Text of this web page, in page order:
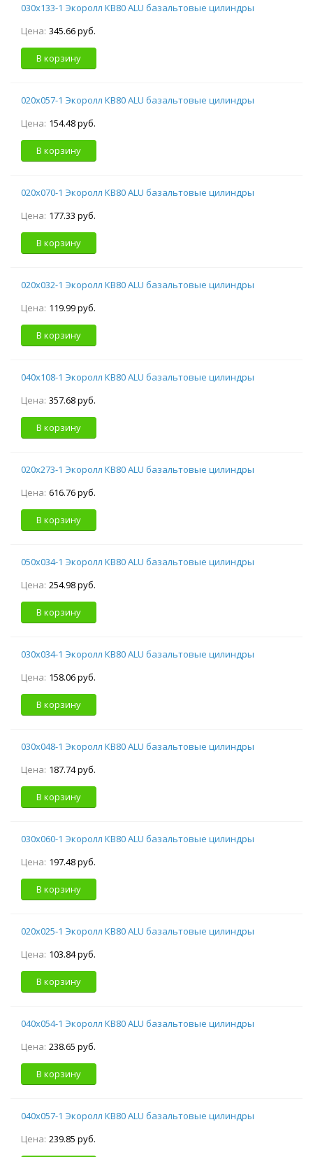
030х133-1 Экоролл КВ80 ALU базальтовые цилиндры
Цена: 345.66 руб.
В корзину
020х057-1 Экоролл КВ80 ALU базальтовые цилиндры
Цена: 154.48 руб.
В корзину
020х070-1 Экоролл КВ80 ALU базальтовые цилиндры
Цена: 177.33 руб.
В корзину
020х032-1 Экоролл КВ80 ALU базальтовые цилиндры
Цена: 119.99 руб.
В корзину
040х108-1 Экоролл КВ80 ALU базальтовые цилиндры
Цена: 357.68 руб.
В корзину
020х273-1 Экоролл КВ80 ALU базальтовые цилиндры
Цена: 616.76 руб.
В корзину
050х034-1 Экоролл КВ80 ALU базальтовые цилиндры
Цена: 254.98 руб.
В корзину
030х034-1 Экоролл КВ80 ALU базальтовые цилиндры
Цена: 158.06 руб.
В корзину
030х048-1 Экоролл КВ80 ALU базальтовые цилиндры
Цена: 187.74 руб.
В корзину
030х060-1 Экоролл КВ80 ALU базальтовые цилиндры
Цена: 197.48 руб.
В корзину
020х025-1 Экоролл КВ80 ALU базальтовые цилиндры
Цена: 103.84 руб.
В корзину
040х054-1 Экоролл КВ80 ALU базальтовые цилиндры
Цена: 238.65 руб.
В корзину
040х057-1 Экоролл КВ80 ALU базальтовые цилиндры
Цена: 239.85 руб.